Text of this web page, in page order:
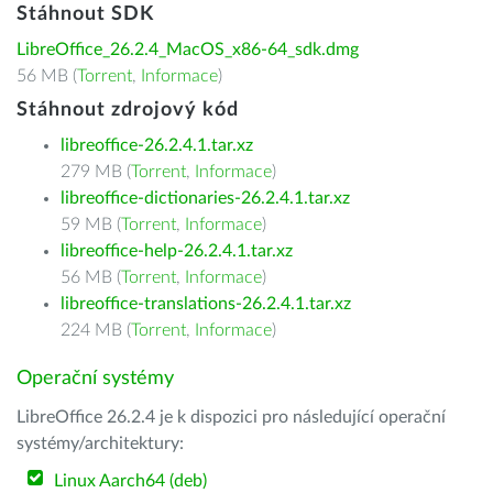
Stáhnout SDK
LibreOffice_26.2.4_MacOS_x86-64_sdk.dmg
56 MB (Torrent, Informace)
Stáhnout zdrojový kód
libreoffice-26.2.4.1.tar.xz
279 MB (Torrent, Informace)
libreoffice-dictionaries-26.2.4.1.tar.xz
59 MB (Torrent, Informace)
libreoffice-help-26.2.4.1.tar.xz
56 MB (Torrent, Informace)
libreoffice-translations-26.2.4.1.tar.xz
224 MB (Torrent, Informace)
Operační systémy
LibreOffice 26.2.4 je k dispozici pro následující operační
systémy/architektury:
Linux Aarch64 (deb)